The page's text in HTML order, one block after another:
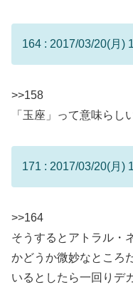
164 : 2017/03/20(月)
>>158
「玉座」って意味らし
171 : 2017/03/20(月)
>>164
そうするとアトラル・
かどうか微妙なところ
いるとしたら一回りデ